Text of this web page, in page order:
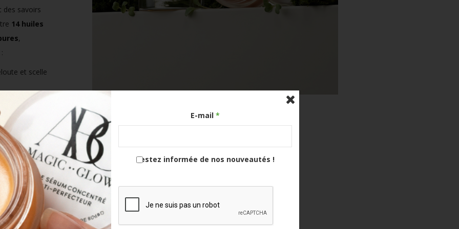
des savoirs
14 huiles
,
et scelle
pro-rétinol naturel,
: nutrition,
géranium,
et glow
E-mail *
Restez informée de nos nouveautés !